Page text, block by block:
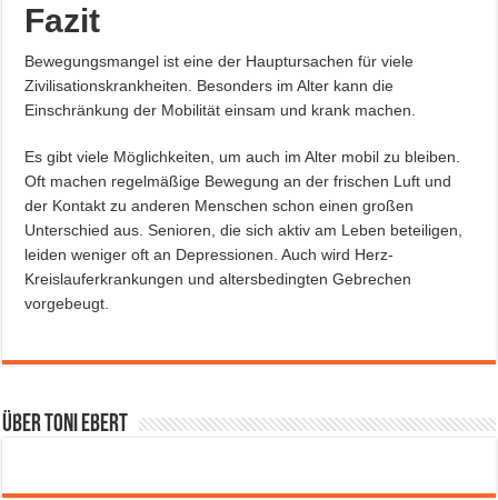
Fazit
Bewegungsmangel ist eine der Hauptursachen für viele
Zivilisationskrankheiten. Besonders im Alter kann die
Einschränkung der Mobilität einsam und krank machen.
Es gibt viele Möglichkeiten, um auch im Alter mobil zu bleiben.
Oft machen regelmäßige Bewegung an der frischen Luft und
der Kontakt zu anderen Menschen schon einen großen
Unterschied aus. Senioren, die sich aktiv am Leben beteiligen,
leiden weniger oft an Depressionen. Auch wird Herz-
Kreislauferkrankungen und altersbedingten Gebrechen
vorgebeugt.
Über Toni Ebert